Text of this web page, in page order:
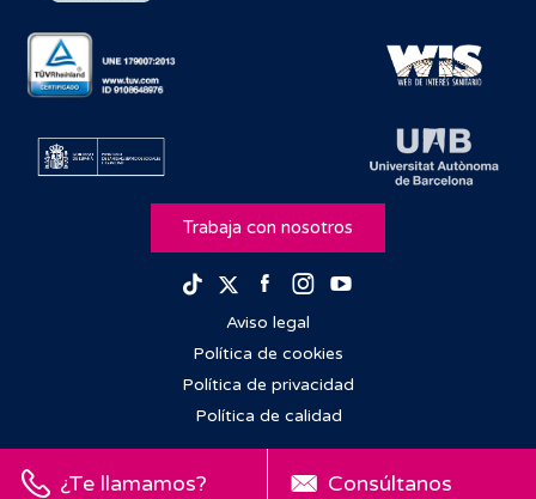
¿Te llamamos? Consúltanos
Trabaja con nosotros
TikTokTwitterFacebook
Instagram
Aviso legal
Política de cookies
Política de privacidad
Política de calidad